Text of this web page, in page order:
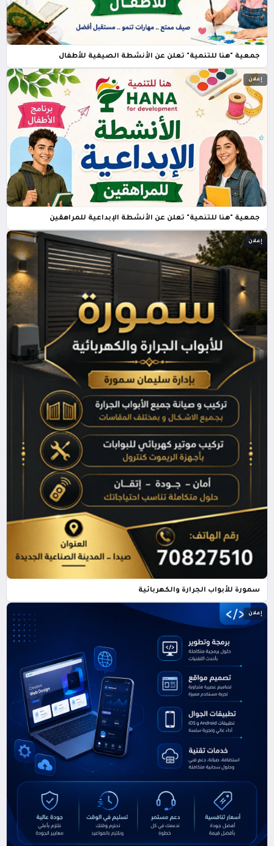
جمعية "هنا للتنمية" تعلن عن الأنشطة الصيفية للأطفال
إعلان
جمعية "هنا للتنمية" تعلن عن الأنشطة الإبداعية للمراهقين
إعلان
سمورة للأبواب الجرارة والكهربائية
إعلان